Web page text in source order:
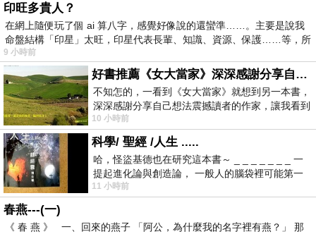
印旺多貴人？
在網上隨便玩了個 ai 算八字，感覺好像說的還蠻準……。主要是說我
命盤結構「印星」太旺，印星代表長輩、知識、資源、保護……等，所
9 小時前
好書推薦《女大當家》深深感謝分享自己想法震撼讀者的作家，讓我看到不同樣貌的家庭！
不知怎的，一看到《女大當家》就想到另一本書，
深深感謝分享自己想法震撼讀者的作家，讓我看到
不同樣貌的家庭！ 《女大
10 小時前
科學/ 聖經 /人生 .....
哈，怪盜基德也在研究這本書～ _ _ _ _ _ _ _ 一
提起進化論與創造論， 一般人的腦袋裡可能第一
時間就有「 進化論很科
11 小時前
春燕---(一)
《 春 燕 》 一、回來的燕子 「阿公，為什麼我的名字裡有燕？」 那